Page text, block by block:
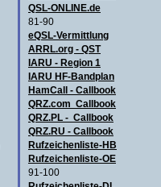
QSL-ONLINE.de
81-90
eQSL-Vermittlung
ARRL.org - QST
IARU - Region 1
IARU HF-Bandplan
HamCall - Callbook
QRZ.com Callbook
QRZ.PL - Callbook
QRZ.RU - Callbook
Rufzeichenliste-HB
Rufzeichenliste-OE
91-100